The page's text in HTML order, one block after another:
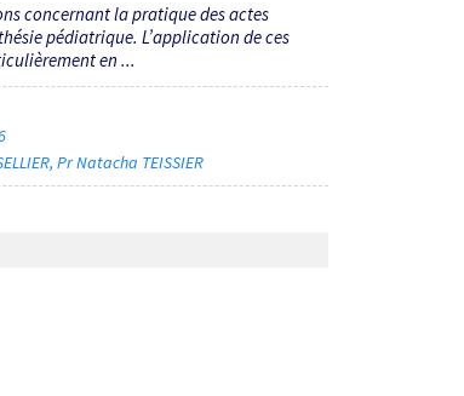
concernant la pratique des actes
pédiatrique. L’application de ces
en ...
Pr Natacha TEISSIER